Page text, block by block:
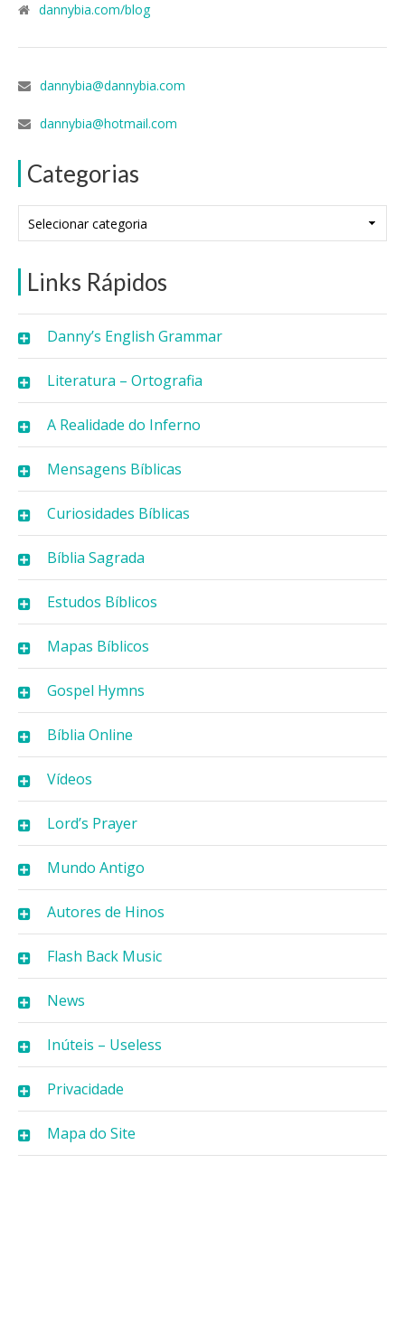
dannybia.com/blog
dannybia@dannybia.com
dannybia@hotmail.com
Categorias
Links Rápidos
Danny’s English Grammar
Literatura – Ortografia
A Realidade do Inferno
Mensagens Bíblicas
Curiosidades Bíblicas
Bíblia Sagrada
Estudos Bíblicos
Mapas Bíblicos
Gospel Hymns
Bíblia Online
Vídeos
Lord’s Prayer
Mundo Antigo
Autores de Hinos
Flash Back Music
News
Inúteis – Useless
Privacidade
Mapa do Site